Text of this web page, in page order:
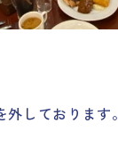
しております。